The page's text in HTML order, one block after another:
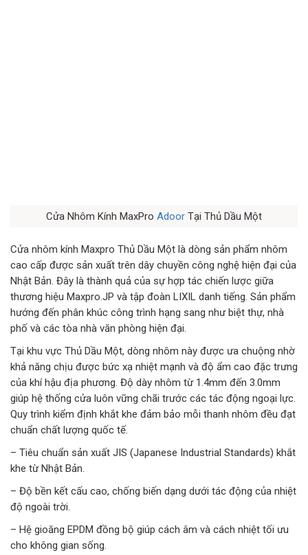
Cửa Nhôm Kính MaxPro Adoor Tại Thủ Dầu Một
Cửa nhôm kính Maxpro Thủ Dầu Một là dòng sản phẩm nhôm
cao cấp được sản xuất trên dây chuyền công nghệ hiện đại của
Nhật Bản. Đây là thành quả của sự hợp tác chiến lược giữa
thương hiệu Maxpro.JP và tập đoàn LIXIL danh tiếng. Sản phẩm
hướng đến phân khúc công trình hạng sang như biệt thự, nhà
phố và các tòa nhà văn phòng hiện đại.
Tại khu vực Thủ Dầu Một, dòng nhôm này được ưa chuộng nhờ
khả năng chịu được bức xạ nhiệt mạnh và độ ẩm cao đặc trưng
của khí hậu địa phương. Độ dày nhôm từ 1.4mm đến 3.0mm
giúp hệ thống cửa luôn vững chãi trước các tác động ngoại lực.
Quy trình kiểm định khắt khe đảm bảo mỗi thanh nhôm đều đạt
chuẩn chất lượng quốc tế.
– Tiêu chuẩn sản xuất JIS (Japanese Industrial Standards) khắt
khe từ Nhật Bản.
– Độ bền kết cấu cao, chống biến dạng dưới tác động của nhiệt
độ ngoài trời.
– Hệ gioăng EPDM đồng bộ giúp cách âm và cách nhiệt tối ưu
cho không gian sống.